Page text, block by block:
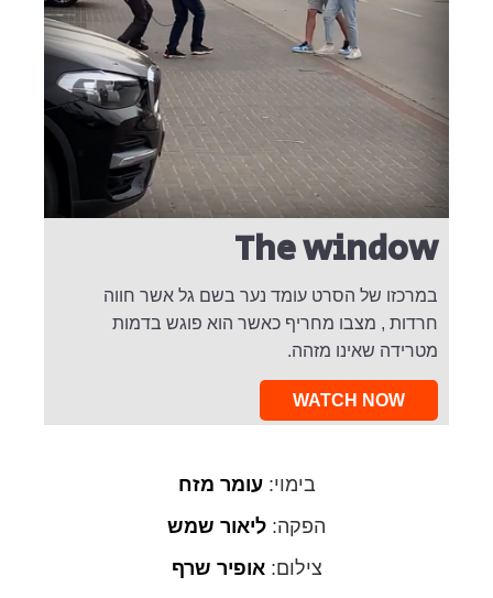
The window
במרכזו של הסרט עומד נער בשם גל אשר חווה
חרדות , מצבו מחריף כאשר הוא פוגש בדמות
מטרידה שאינו מזהה.
WATCH NOW
בימוי:עומר מזח
הפקה: ליאור שמש
צילום:אופיר שרף